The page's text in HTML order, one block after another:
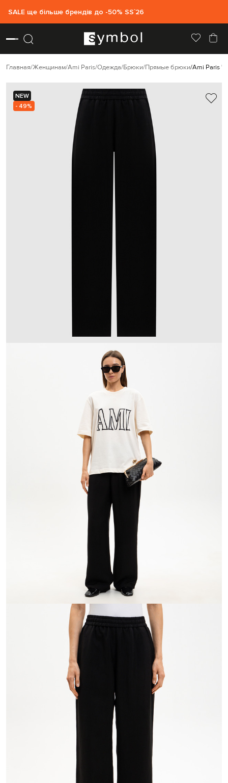
SALE ще більше брендів до -50% SS`26
Главная Женщинам Ami Paris Одежда Брюки Прямые брюки Ami Paris
NEW
- 49%